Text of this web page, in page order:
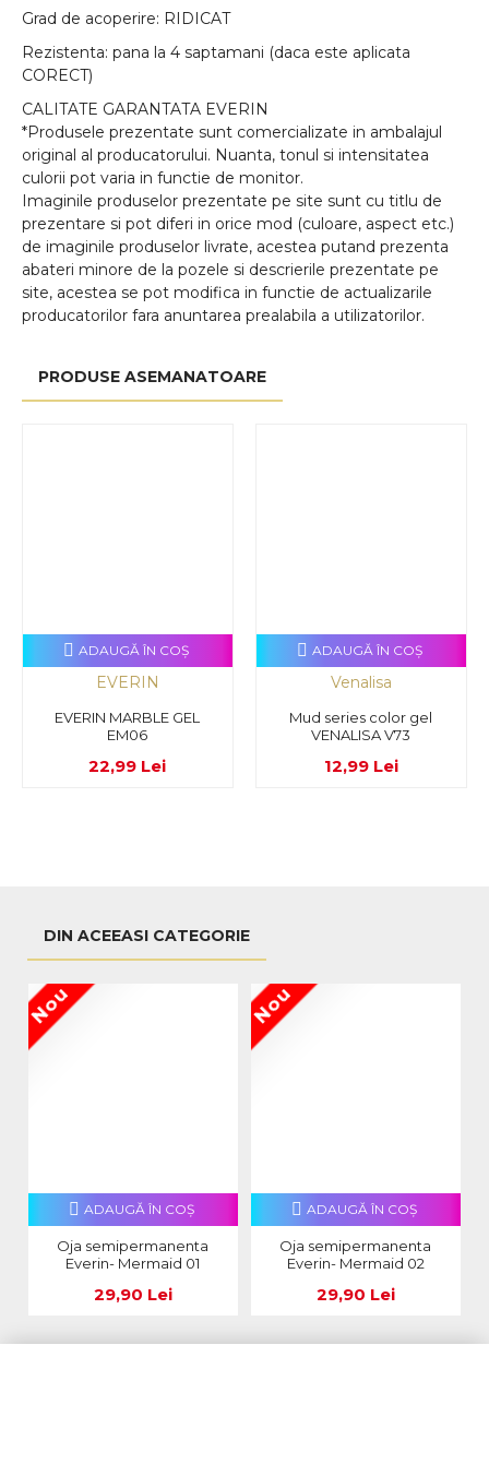
Grad de acoperire: RIDICAT
Rezistenta: pana la 4 saptamani (daca este aplicata
CORECT)
CALITATE GARANTATA EVERIN
*Produsele prezentate sunt comercializate in ambalajul
original al producatorului. Nuanta, tonul si intensitatea
culorii pot varia in functie de monitor.
Imaginile produselor prezentate pe site sunt cu titlu de
prezentare si pot diferi in orice mod (culoare, aspect etc.)
de imaginile produselor livrate, acestea putand prezenta
abateri minore de la pozele si descrierile prezentate pe
site, acestea se pot modifica in functie de actualizarile
producatorilor fara anuntarea prealabila a utilizatorilor.
PRODUSE ASEMANATOARE
EVERIN
EVERIN MARBLE GEL
EM06
22,99 Lei
ADAUGĂ ÎN COŞ
Venalisa
Mud series color gel
VENALISA V73
12,99 Lei
ADAUGĂ ÎN COŞ
DIN ACEEASI CATEGORIE
Nou
Oja semipermanenta
Everin- Mermaid 01
29,90 Lei
ADAUGĂ ÎN COŞ
Nou
Oja semipermanenta
Everin- Mermaid 02
29,90 Lei
ADAUGĂ ÎN COŞ